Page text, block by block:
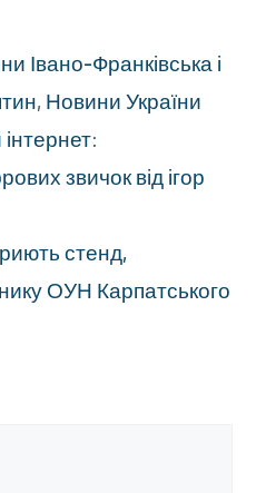
Івано-Франківська і
, Новини України
звичок від ігор
стенд,
ОУН Карпатського